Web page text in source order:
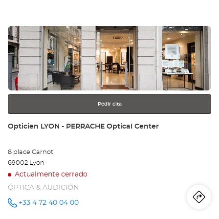
-
Pulse
ENTER
para
obtener
más
información
Pedir cita
Tienda:
Opticien LYON - PERRACHE Optical Center
8 place Carnot
69002 Lyon
Actualmente cerrado
ÓPTICA & AUDICIÓN
número
+33 4 72 40 04 00
a